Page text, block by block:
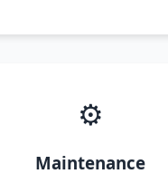
⚙️
Maintenance